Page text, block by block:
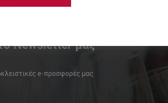
Newsletter μας
e-προσφορές μας